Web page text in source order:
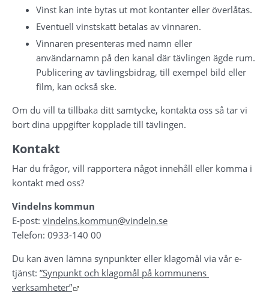
Vinst kan inte bytas ut mot kontanter eller överlåtas.
Eventuell vinstskatt betalas av vinnaren.
Vinnaren presenteras med namn eller
användarnamn på den kanal där tävlingen ägde rum.
Publicering av tävlingsbidrag, till exempel bild eller
film, kan också ske.
Om du vill ta tillbaka ditt samtycke, kontakta oss så tar vi
bort dina uppgifter kopplade till tävlingen.
Kontakt
Har du frågor, vill rapportera något innehåll eller komma i
kontakt med oss?
Vindelns kommun
E-post: vindelns.kommun@vindeln.se
Telefon: 0933-140 00
Du kan även lämna synpunkter eller klagomål via vår e-
tjänst: ”Synpunkt och klagomål på kommunens
verksamheter”